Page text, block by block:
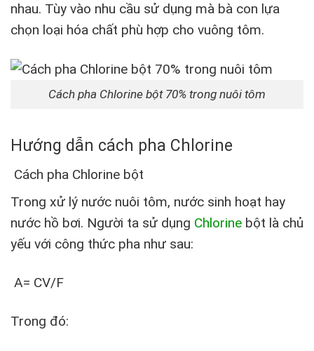
nhau. Tùy vào nhu cầu sử dụng mà bà con lựa
chọn loại hóa chất phù hợp cho vuông tôm.
Cách pha Chlorine bột 70% trong nuôi tôm
Hướng dẫn cách pha Chlorine
Cách pha Chlorine bột
Trong xử lý nước nuôi tôm, nước sinh hoạt hay
nước hồ bơi. Người ta sử dụng Chlorine bột là chủ
yếu với công thức pha như sau:
A= CV/F
Trong đó: